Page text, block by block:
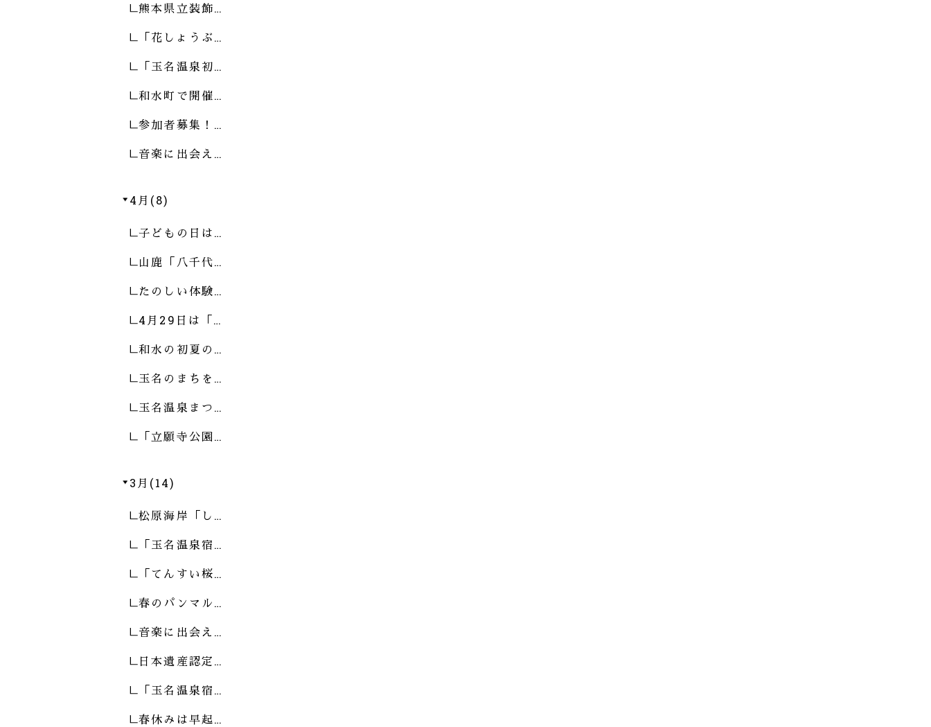
熊本県立装飾…
「花しょうぶ…
「玉名温泉初…
和水町で開催…
参加者募集！…
音楽に出会え…
4月(8)
子どもの日は…
山鹿「八千代…
たのしい体験…
4月29日は「…
和水の初夏の…
玉名のまちを…
玉名温泉まつ…
「立願寺公園…
3月(14)
松原海岸「し…
「玉名温泉宿…
「てんすい桜…
春のパンマル…
音楽に出会え…
日本遺産認定…
「玉名温泉宿…
春休みは早起…